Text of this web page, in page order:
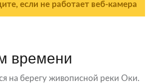
если не работает веб-камера
времени
на берегу живописной реки Оки.